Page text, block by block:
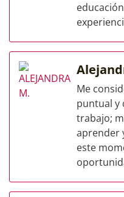
Me
puntual y
trabajo;
aprender
este